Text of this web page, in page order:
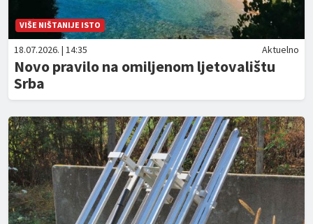
VIŠE NIŠTANIJE ISTO
18.07.2026. | 14:35 Aktuelno
Novo pravilo na omiljenom ljetovalištu
Srba